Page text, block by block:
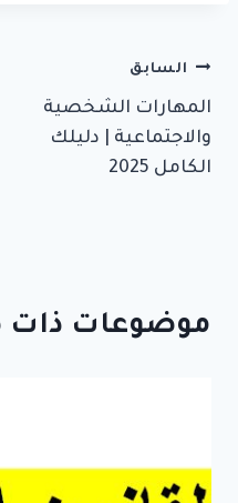
تصفّح
المقالات
السابق
المهارات الشخصية
والاجتماعية | دليلك
الكامل 2025
موضوعات ذات